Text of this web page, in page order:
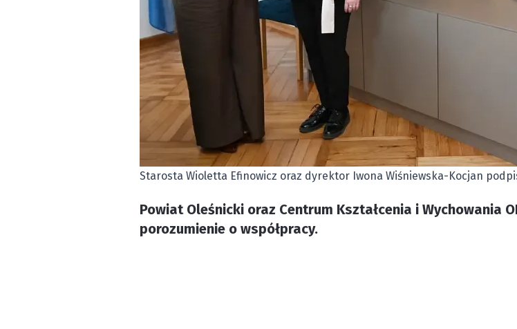
Starosta Wioletta Efinowicz oraz dyrektor Iwona Wiśniewska-Kocjan
Powiat Oleśnicki oraz Centrum Kształcenia i Wychowania
porozumienie o współpracy.